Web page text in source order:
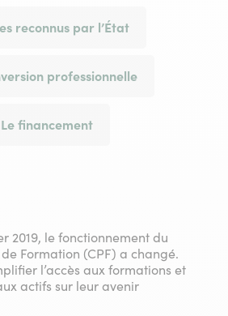
reconnus par l’État
professionnelle
Le financement
2019, le fonctionnement du
Formation (CPF) a changé.
l’accès aux formations et
actifs sur leur avenir